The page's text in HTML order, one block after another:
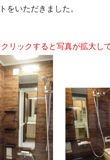
をいただきました。
リックすると写真が拡大し